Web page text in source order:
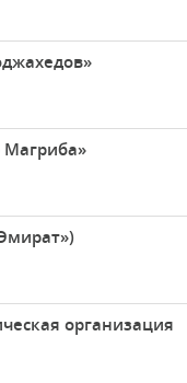
Магриба»
организация